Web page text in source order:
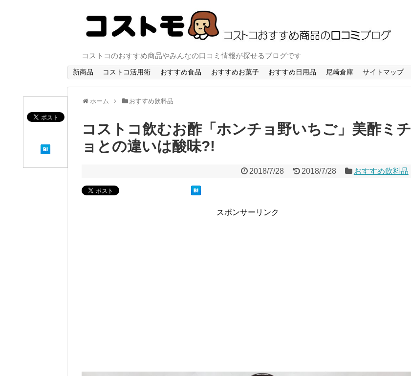
コストコのおすすめ商品やみんなの口コミ情報が探せるブログです
新商品 コストコ活用術 おすすめ食品 おすすめお菓子 おすすめ日用品 尼崎倉庫 サイトマップ
ホーム おすすめ飲料品
コストコ飲むお酢「ホンチョ野いちご」美酢ミチ
ョとの違いは酸味?!
2018/7/28 2018/7/28 おすすめ飲料品
スポンサーリンク